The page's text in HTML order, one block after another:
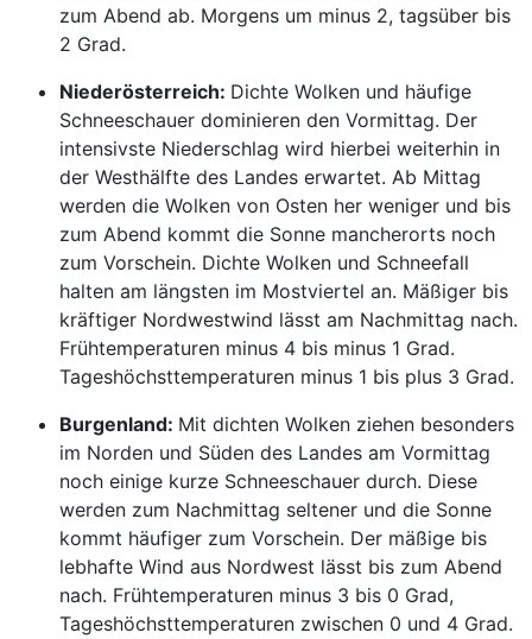
zum Abend ab. Morgens um minus 2, tagsüber bis
2 Grad.
Niederösterreich: Dichte Wolken und häufige
Schneeschauer dominieren den Vormittag. Der
intensivste Niederschlag wird hierbei weiterhin in
der Westhälfte des Landes erwartet. Ab Mittag
werden die Wolken von Osten her weniger und bis
zum Abend kommt die Sonne mancherorts noch
zum Vorschein. Dichte Wolken und Schneefall
halten am längsten im Mostviertel an. Mäßiger bis
kräftiger Nordwestwind lässt am Nachmittag nach.
Frühtemperaturen minus 4 bis minus 1 Grad.
Tageshöchsttemperaturen minus 1 bis plus 3 Grad.
Burgenland: Mit dichten Wolken ziehen besonders
im Norden und Süden des Landes am Vormittag
noch einige kurze Schneeschauer durch. Diese
werden zum Nachmittag seltener und die Sonne
kommt häufiger zum Vorschein. Der mäßige bis
lebhafte Wind aus Nordwest lässt bis zum Abend
nach. Frühtemperaturen minus 3 bis 0 Grad,
Tageshöchsttemperaturen zwischen 0 und 4 Grad.